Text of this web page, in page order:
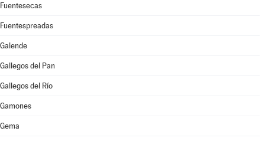
Fuentesecas
Fuentespreadas
Galende
Gallegos del Pan
Gallegos del Río
Gamones
Gema